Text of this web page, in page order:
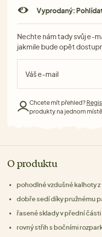
Vyprodaný:
Nechte nám tady svůj e-
jakmile bude opět
Chcete mít přehled?
produkty na jednom
O produktu
pohodlné vzdušné kalhoty z
dobře sedí díky pružnému
řasené sklady v přední části
rovný střih s bočními